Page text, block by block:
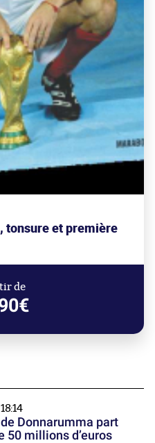
tonsure et première
de
Donnarumma part
50 millions d’euros